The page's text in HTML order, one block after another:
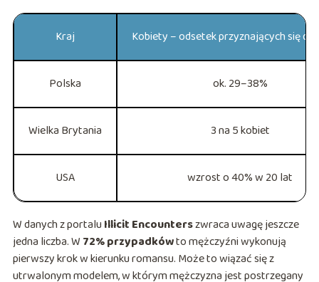
Kraj Kobiety – odsetek przyznających się do
Polska ok. 29–38%
Wielka Brytania 3 na 5 kobiet
USA wzrost o 40% w 20 lat
W danych z portaluIllicit Encounterszwraca uwagę jeszcze
jedna liczba. W 72% przypadkówto mężczyźni wykonują
pierwszy krok w kierunku romansu. Może to wiązać się z
utrwalonym modelem, w którym mężczyzna jest postrzegany